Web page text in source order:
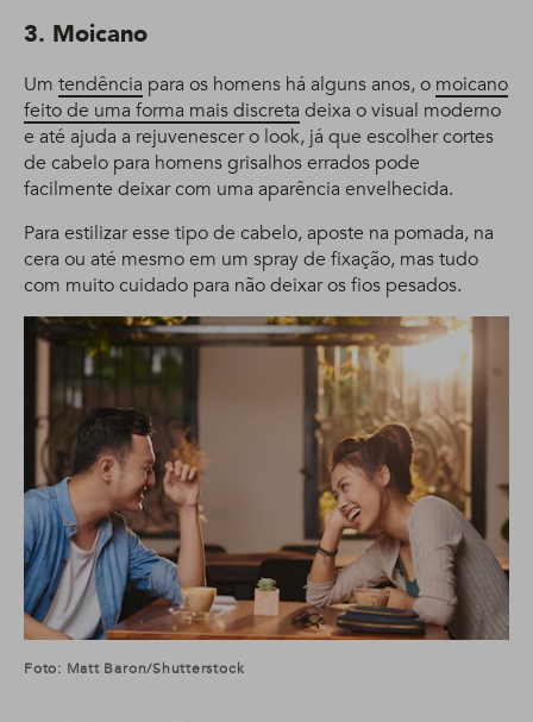
3. Moicano
Um tendência para os homens há alguns anos, o moicano
feito de uma forma mais discreta deixa o visual moderno
e até ajuda a rejuvenescer o look, já que escolher cortes
de cabelo para homens grisalhos errados pode
facilmente deixar com uma aparência envelhecida.
Para estilizar esse tipo de cabelo, aposte na pomada, na
cera ou até mesmo em um spray de fixação, mas tudo
com muito cuidado para não deixar os fios pesados.
Foto: Matt Baron/Shutterstock